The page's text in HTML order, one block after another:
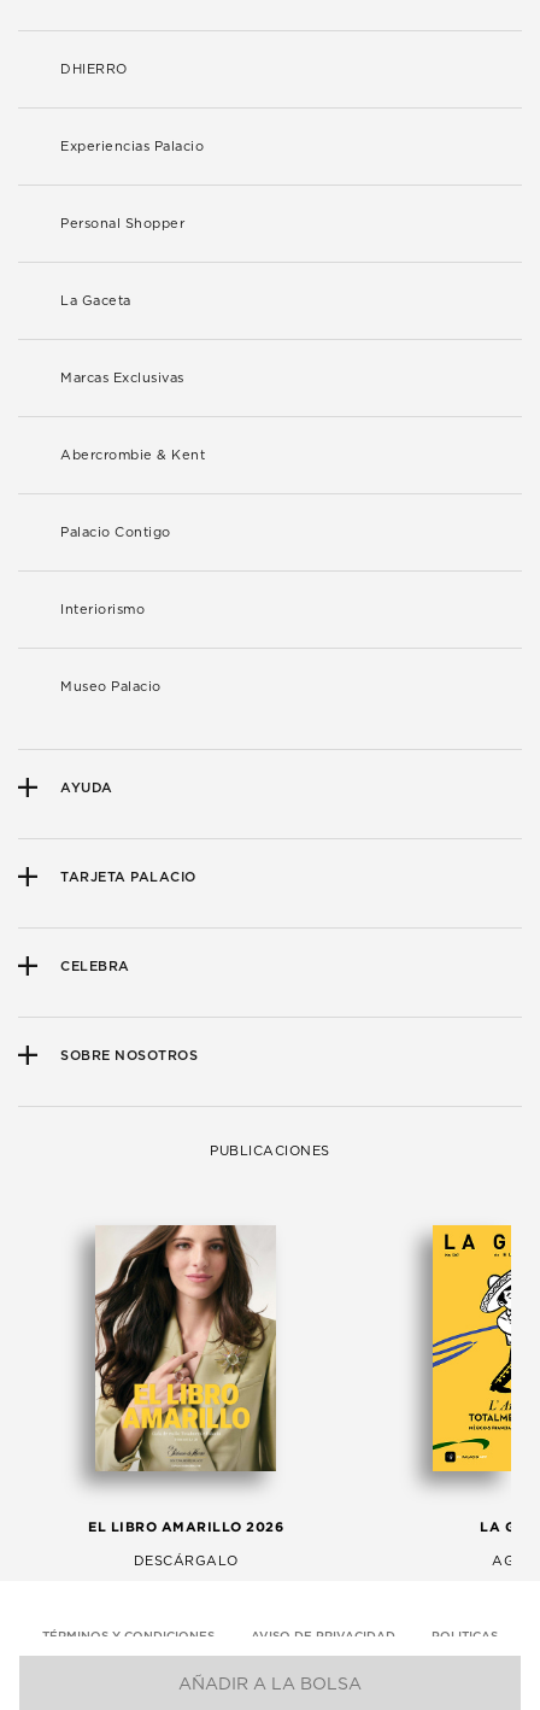
AÑADIR A LA BOLSA
DHIERRO
Experiencias Palacio
Personal Shopper
La Gaceta
Marcas Exclusivas
Abercrombie & Kent
Palacio Contigo
Interiorismo
Museo Palacio
AYUDA
TARJETA PALACIO
CELEBRA
SOBRE NOSOTROS
PUBLICACIONES
EL LIBRO AMARILLO 2026
DESCÁRGALO
LA
TÉRMINOS Y CONDICIONES AVISO DE PRIVACIDAD POLITICAS